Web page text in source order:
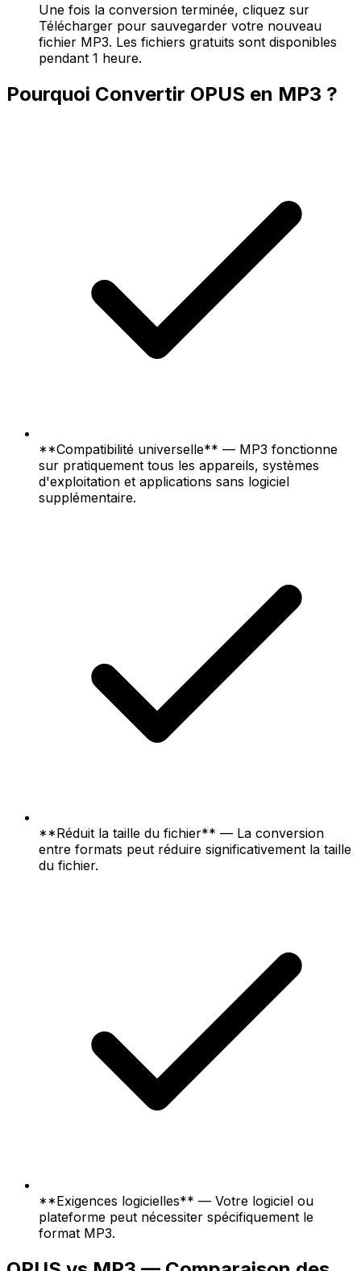
Une fois la conversion terminée, cliquez sur
Télécharger pour sauvegarder votre nouveau
fichier MP3. Les fichiers gratuits sont disponibles
pendant 1 heure.
Pourquoi Convertir OPUS en MP3 ?
**Compatibilité universelle** — MP3 fonctionne
sur pratiquement tous les appareils, systèmes
d'exploitation et applications sans logiciel
supplémentaire.
**Réduit la taille du fichier** — La conversion
entre formats peut réduire significativement la taille
du fichier.
**Exigences logicielles** — Votre logiciel ou
plateforme peut nécessiter spécifiquement le
format MP3.